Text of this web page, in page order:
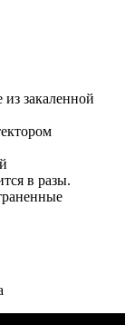
закаленной
в разы.